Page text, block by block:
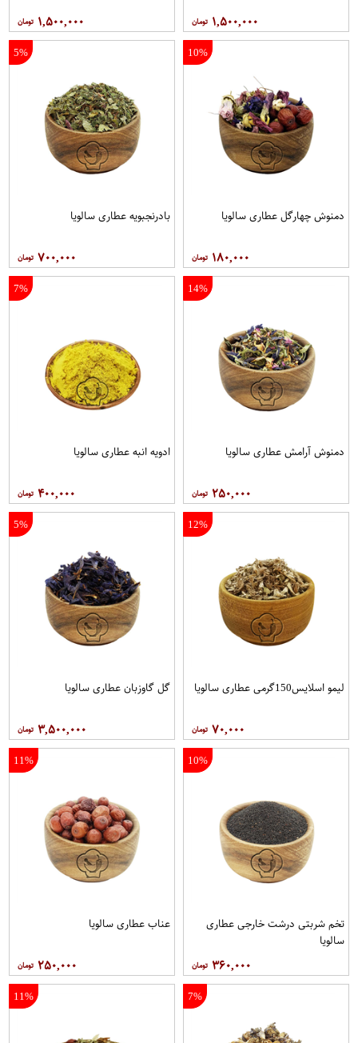
۱,۵۰۰,۰۰۰ ۱,۵۰۰,۰۰۰
10%
دمنوش چهارگل عطاری سالویا
۱۸۰,۰۰۰
5%
بادرنجبویه عطاری سالویا
۷۰۰,۰۰۰
14%
دمنوش آرامش عطاری سالویا
۲۵۰,۰۰۰
7%
ادویه انبه عطاری سالویا
۴۰۰,۰۰۰
12%
لیمو اسلایس150گرمی عطاری سالویا
۷۰,۰۰۰
5%
گل گاوزبان عطاری سالویا
۳,۵۰۰,۰۰۰
10%
تخم شربتی درشت خارجی عطاری
سالویا
۳۶۰,۰۰۰
11%
عناب عطاری سالویا
۲۵۰,۰۰۰
7%
11%